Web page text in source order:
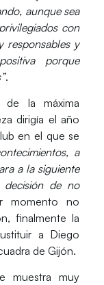
aunque sea
con
responsables y
porque
.
la máxima
dirigía el año
en el que se
a
a la siguiente
decisión de no
momento no
, finalmente la
a Diego
de Gijón.
muestra muy